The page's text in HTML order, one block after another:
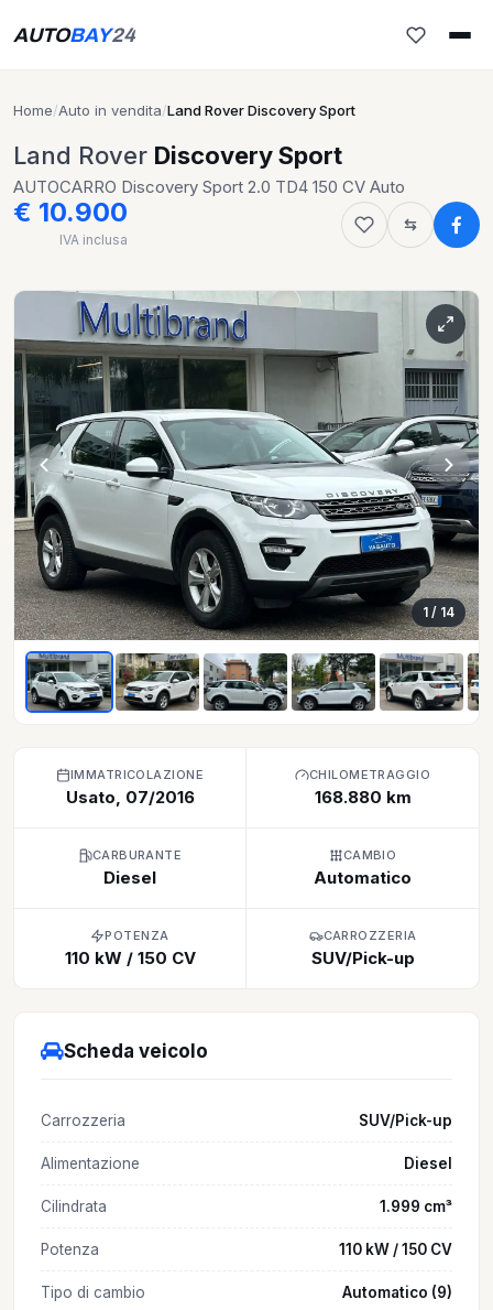
AUTOBAY24
Home/Auto in vendita/Land Rover Discovery Sport
Land Rover Discovery Sport
AUTOCARRO Discovery Sport 2.0 TD4 150 CV Auto
€ 10.900
IVA inclusa
1 / 14
IMMATRICOLAZIONE
Usato, 07/2016
CHILOMETRAGGIO
168.880 km
CARBURANTE
Diesel
CAMBIO
Automatico
POTENZA
110 kW / 150 CV
CARROZZERIA
SUV/Pick-up
Scheda veicolo
Carrozzeria SUV/Pick-up
Alimentazione Diesel
Cilindrata 1.999 cm³
Potenza 110 kW / 150 CV
Tipo di cambio Automatico (9)